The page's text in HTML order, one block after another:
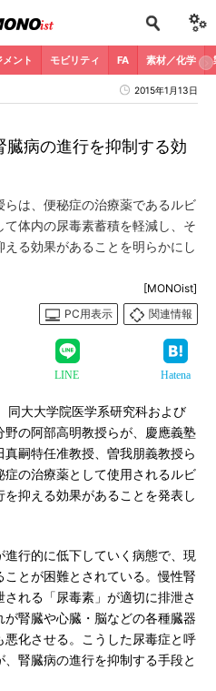
ント モビリティ FA 素材／化学
2015年1月13日
病の進行を抑制する効
は、便秘症の治療薬であるルビ
体内の尿毒素蓄積を軽減し、そ
る効果があることを明らかにし
[MONOist]
PC用表示
関連情報
LINE Hatena
同大大学院医学系研究科および
の阿部高明教授らが、慶應義塾
嗣特任准教授、曽我朋義教授ら
の治療薬として使用されるルビ
抑える効果があることを発表し
行的に低下していく病態で、現
とが困難とされている。慢性腎
れる「尿毒素」が適切に排泄さ
腎臓や心臓・脳などの各種臓器
化させる。こうした尿毒症と呼
腎臓病の進行を抑制する手段と